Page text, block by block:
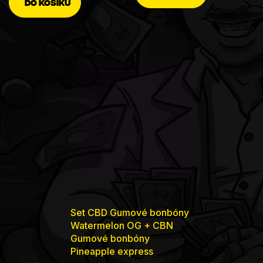
hvězdiček.
DO KOŠÍKU
Set CBD Gumové bonbóny
Watermelon OG + CBN
Gumové bonbóny
Pineapple express